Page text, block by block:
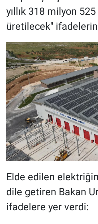
yıllık 318 milyon
üretilecek"
Elde edilen elektriğin
dile getiren Bakan
ifadelere yer verdi: